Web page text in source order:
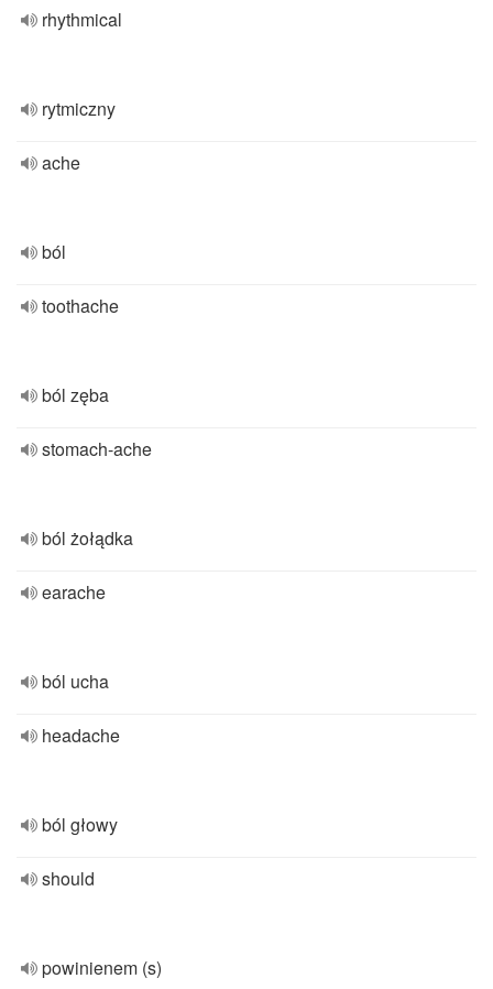
rhythmical
rytmiczny
ache
ból
toothache
ból zęba
stomach-ache
ból żołądka
earache
ból ucha
headache
ból głowy
should
powinienem (s)